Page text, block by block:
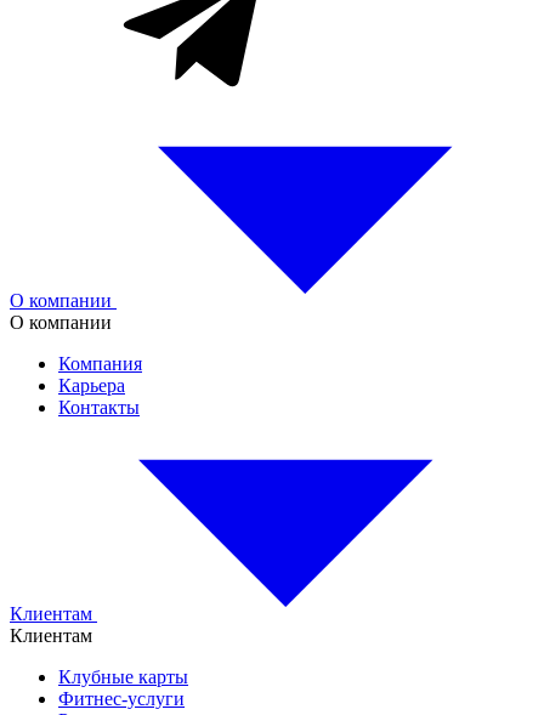
О компании
О компании
Компания
Карьера
Контакты
Клиентам
Клиентам
Клубные карты
Фитнес-услуги